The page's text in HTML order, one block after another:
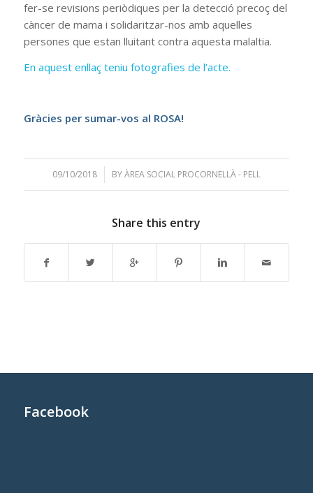
fer-se revisions periòdiques per la detecció precoç del
càncer de mama i solidaritzar-nos amb aquelles
persones que estan lluitant contra aquesta malaltia.
En aquest enllaç teniu fotografies de l’acte.
Gràcies per sumar-vos al ROSA!
09/10/2018
/ BYÀREA SOCIAL PROCORNELLÀ - PELL
Share this entry
Facebook